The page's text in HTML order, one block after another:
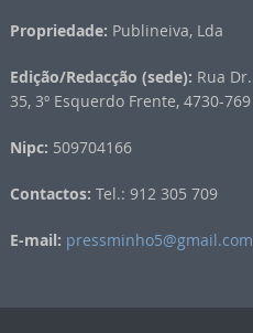
Propriedade: Publineiva, Lda
Edição/Redacção (sede): Rua
35, 3º Esquerdo Frente, 4730-
Nipc: 509704166
Contactos: Tel.: 912 305 709
E-mail: pressminho5@gmail.com